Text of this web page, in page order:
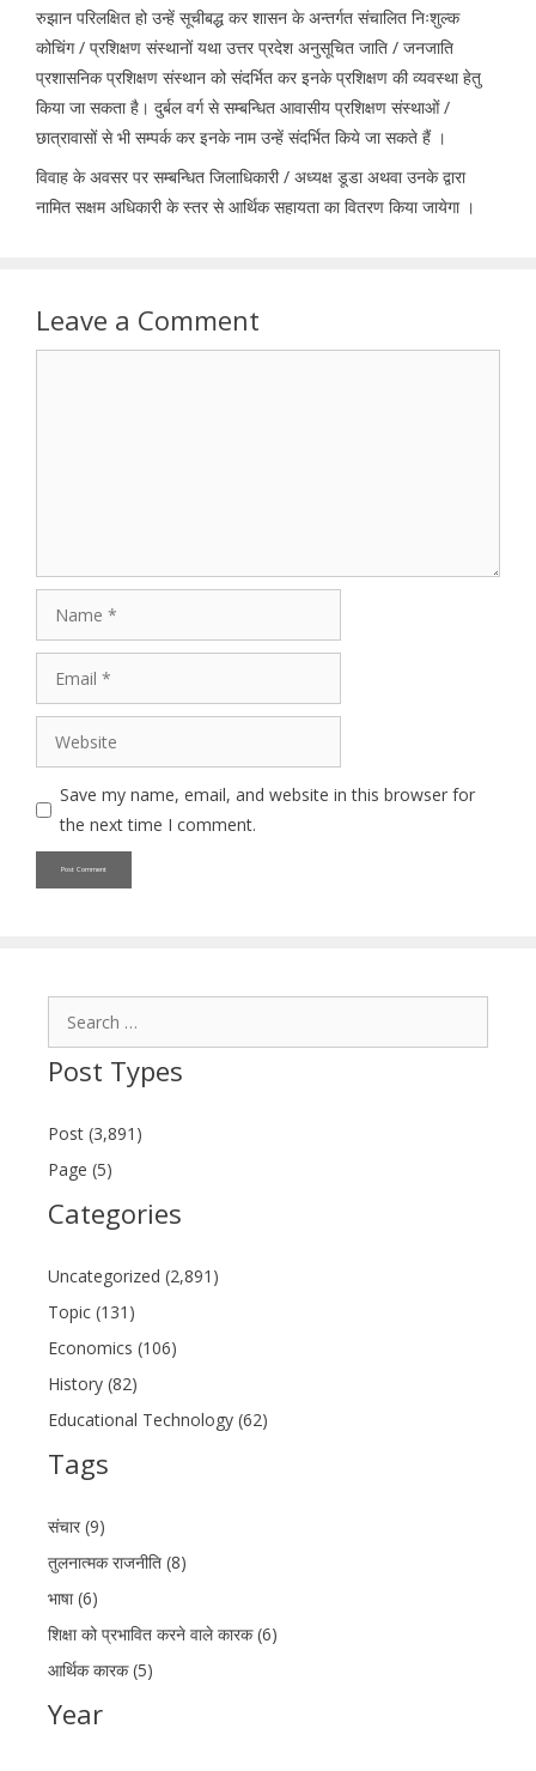
रुझान परिलक्षित हो उन्हें सूचीबद्ध कर शासन के अन्तर्गत संचालित निःशुल्क
कोचिंग / प्रशिक्षण संस्थानों यथा उत्तर प्रदेश अनुसूचित जाति / जनजाति
प्रशासनिक प्रशिक्षण संस्थान को संदर्भित कर इनके प्रशिक्षण की व्यवस्था हेतु
किया जा सकता है। दुर्बल वर्ग से सम्बन्धित आवासीय प्रशिक्षण संस्थाओं /
छात्रावासों से भी सम्पर्क कर इनके नाम उन्हें संदर्भित किये जा सकते हैं ।
विवाह के अवसर पर सम्बन्धित जिलाधिकारी / अध्यक्ष डूडा अथवा उनके द्वारा
नामित सक्षम अधिकारी के स्तर से आर्थिक सहायता का वितरण किया जायेगा ।
Leave a Comment
Website
Save my name, email, and website in this browser for
the next time I comment.
Post Types
Post (3,891)
Page (5)
Categories
Uncategorized (2,891)
Topic (131)
Economics (106)
History (82)
Educational Technology (62)
Tags
संचार (9)
तुलनात्मक राजनीति (8)
भाषा (6)
शिक्षा को प्रभावित करने वाले कारक (6)
आर्थिक कारक (5)
Year